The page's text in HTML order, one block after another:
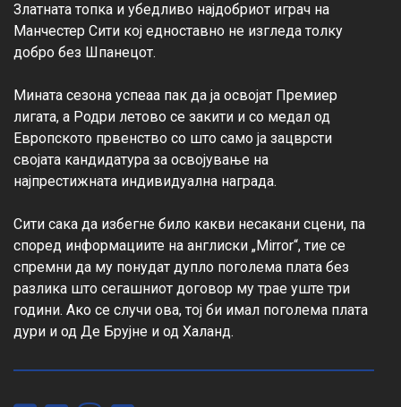
Златната топка и убедливо најдобриот играч на
Манчестер Сити кој едноставно не изгледа толку
добро без Шпанецот.
Мината сезона успеаа пак да ја освојат Премиер
лигата, а Родри летово се закити и со медал од
Европското првенство со што само ја зацврсти
својата кандидатура за освојување на
најпрестижната индивидуална награда.
Сити сака да избегне било какви несакани сцени, па
според информациите на англиски „Mirror“, тие се
спремни да му понудат дупло поголема плата без
разлика што сегашниот договор му трае уште три
години. Ако се случи ова, тој би имал поголема плата
дури и од Де Брујне и од Халанд.